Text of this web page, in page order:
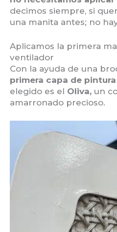
decimos siempre, si
una manita antes; no
Aplicamos la primera
ventilador
Con la ayuda de una
primera capa de
elegido es el Oliva, un
amarronado precioso.